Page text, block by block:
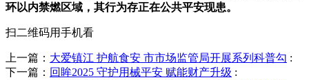
环以内禁燃区域，其行为存正在公共平安现患。
扫二维码用手机看
上一篇： 大爱镇江 护航食安 市市场监管局开展系列科普勾 :
下一篇： 回眸2025 守护用械平安 赋能财产升级 :